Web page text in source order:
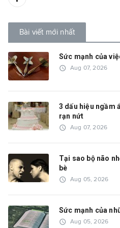
Bài viết mới nhất
Sức mạnh của
access_time Aug 07, 2026
3 dấu hiệu ngầm
rạn nứt
access_time Aug 07, 2026
Tại sao bộ não
bè
access_time Aug 05, 2026
Sức mạnh của
access_time Aug 05, 2026